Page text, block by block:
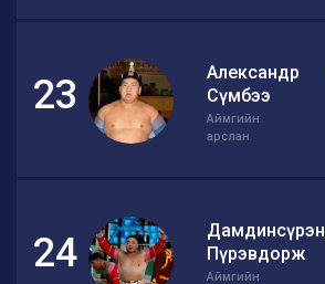
23
Александр
Сүмбээ
Аймгийн
арслан
24
Дамдинсүрэн
Пүрэвдорж
Аймгийн